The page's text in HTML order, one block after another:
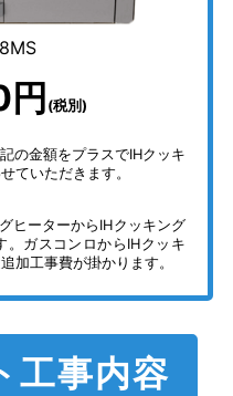
(税別)
ていただきます。
。ガスコンロからIHクッキ
加工事費が掛かります。
工事内容